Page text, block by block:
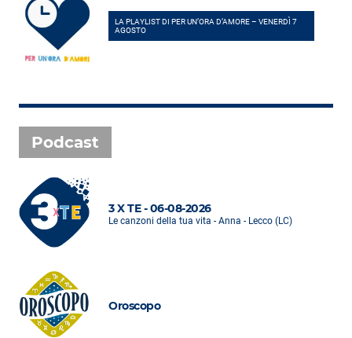
LA PLAYLIST DI PER UN’ORA D’AMORE – VENERDÌ 7
AGOSTO
Podcast
3 X TE - 06-08-2026
Le canzoni della tua vita - Anna - Lecco (LC)
Oroscopo